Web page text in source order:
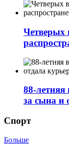
Четверых
88-
за сына и
Спорт
Больше